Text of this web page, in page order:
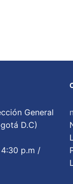
General
D.C)
p.m /